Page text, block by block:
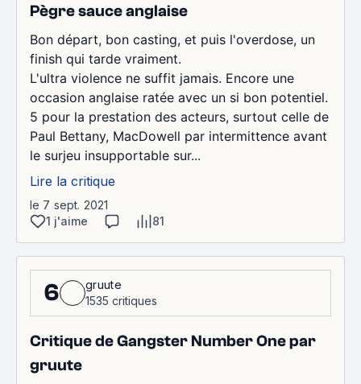
Pègre sauce anglaise
Bon départ, bon casting, et puis l'overdose, un
finish qui tarde vraiment.
L'ultra violence ne suffit jamais. Encore une
occasion anglaise ratée avec un si bon potentiel.
5 pour la prestation des acteurs, surtout celle de
Paul Bettany, MacDowell par intermittence avant
le surjeu insupportable sur...
Lire la critique
le 7 sept. 2021
1 j'aime
81
6
gruute
1535 critiques
Critique de Gangster Number One par
gruute